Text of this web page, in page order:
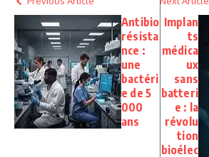
Antibio
résista
nce :
une
bactéri
e de 5
000
ans
Implan
ts
médica
ux
sans
batteri
e : la
révolu
tion
bioélec